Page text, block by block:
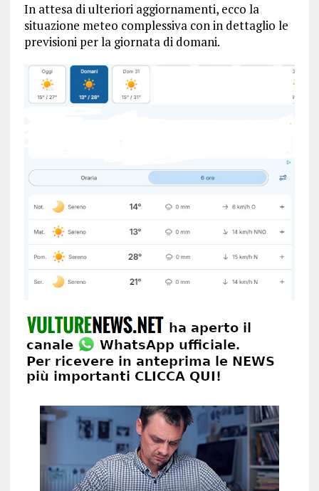
In attesa di ulteriori aggiornamenti, ecco la
situazione meteo complessiva con in dettaglio le
previsioni per la giornata di domani.